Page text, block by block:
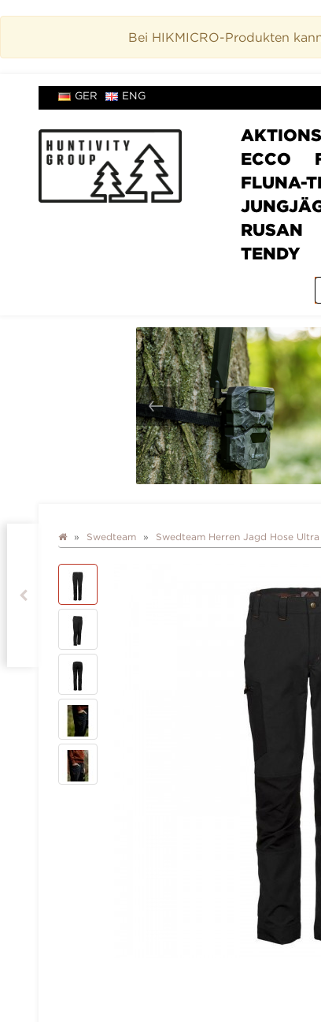
Bei HIKMICRO-Produkten
GER ENG
ECCO
FLUNA-
RUSAN
TENDY
Swedteam Swedteam Herren Jagd Hose